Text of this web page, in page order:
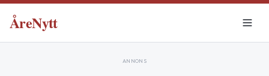
ÅreNytt
ANNONS